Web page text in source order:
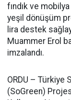
fındık ve
yeşil dönüşüm
lira destek
Muammer Erol
imzalandı.
ORDU – Türkiye
(SoGreen)